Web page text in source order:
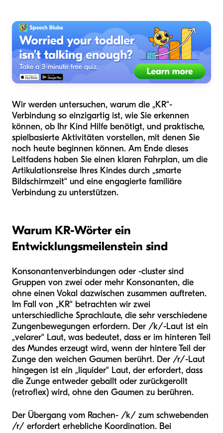
Wir werden untersuchen, warum die „KR“-
Verbindung so einzigartig ist, wie Sie erkennen
können, ob Ihr Kind Hilfe benötigt, und praktische,
spielbasierte Aktivitäten vorstellen, mit denen Sie
noch heute beginnen können. Am Ende dieses
Leitfadens haben Sie einen klaren Fahrplan, um die
Artikulationsreise Ihres Kindes durch „smarte
Bildschirmzeit“ und eine engagierte familiäre
Verbindung zu unterstützen.
Warum KR-Wörter ein
Entwicklungsmeilenstein sind
Konsonantenverbindungen oder -cluster sind
Gruppen von zwei oder mehr Konsonanten, die
ohne einen Vokal dazwischen zusammen auftreten.
Im Fall von „KR“ betrachten wir zwei
unterschiedliche Sprachlaute, die sehr verschiedene
Zungenbewegungen erfordern. Der /k/-Laut ist ein
„velarer“ Laut, was bedeutet, dass er im hinteren Teil
des Mundes erzeugt wird, wenn der hintere Teil der
Zunge den weichen Gaumen berührt. Der /r/-Laut
hingegen ist ein „liquider“ Laut, der erfordert, dass
die Zunge entweder geballt oder zurückgerollt
(retroflex) wird, ohne den Gaumen zu berühren.
Der Übergang vom Rachen- /k/ zum schwebenden
/r/ erfordert erhebliche Koordination. Bei